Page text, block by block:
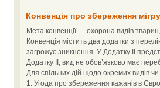
Конвенція про збереження
Мета конвенції — охорона видів
Конвенція містить два додатки з
загрожує зникнення. У Додатку II
Додатку II, вид не обов’язково має
Для спільних дій щодо окремих видів
1. Угода про збереження кажанів в